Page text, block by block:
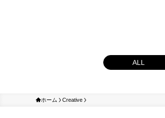
ALL
ホーム Creative